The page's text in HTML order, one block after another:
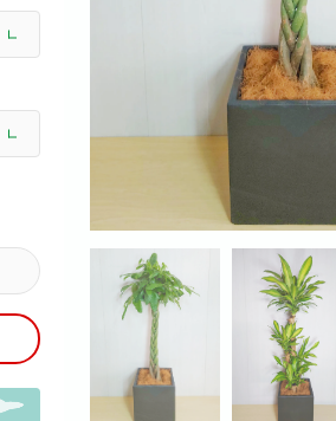
> アーティフィシャルグリッターローズ
> 推し活フラワーバルーン
> ラグジュアリーフラワー
> サプライズ装飾・ホテル装飾
> バルーン装飾
> シャンパンタワー
> シャボンフラワー
> ブリザードフラワー
> ボックスフラワー
> ローズベア
> 金額調整オプション